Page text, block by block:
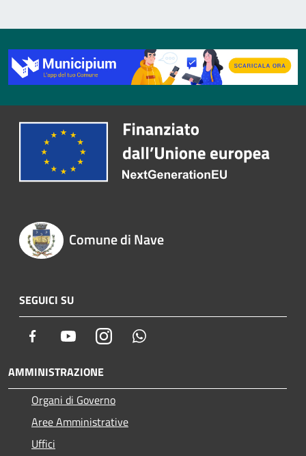
Comune di Nave
SEGUICI SU
Facebook YoutubeInstagram
AMMINISTRAZIONE
Organi di Governo
Aree Amministrative
Uffici